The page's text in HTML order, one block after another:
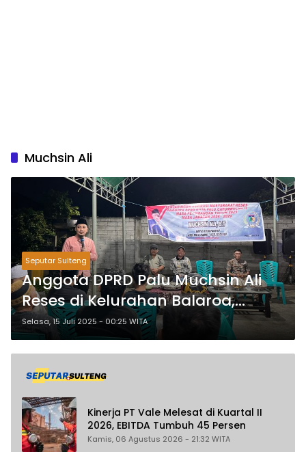
Muchsin Ali
Seputar Sulteng
Anggota DPRD Palu Muchsin Ali
Reses di Kelurahan Balaroa,
Warga Mengeluh Soal Bantuan
UMKM dan Transportasi ke
Selasa, 15 Juli 2025 - 00:25 WITA
Kinerja PT Vale Melesat di Kuartal II
2026, EBITDA Tumbuh 45 Persen
Kamis, 06 Agustus 2026 - 21:32 WITA